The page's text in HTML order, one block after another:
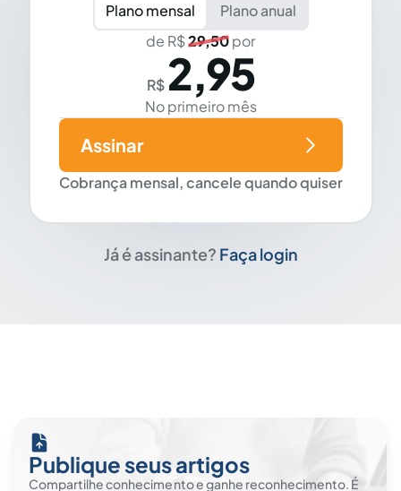
Plano mensal
Plano anual
de R$29,50por
R$ 2,95
No primeiro mês
Cobrança mensal, cancele quando quiser
Assinar
Já é assinante? Faça login
Publique seus artigos
Compartilhe conhecimento e ganhe reconhecimento. É